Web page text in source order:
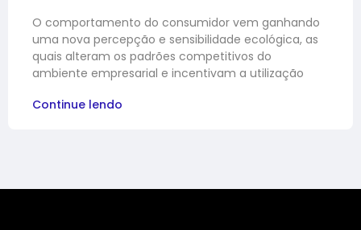
O comportamento do consumidor vem ganhando
uma nova percepção e sensibilidade ecológica, as
quais alteram os padrões competitivos do
ambiente empresarial e incentivam a utilização
Continue lendo